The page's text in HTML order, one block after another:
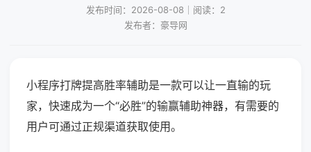
发布时间：2026-08-08｜阅读：2
发布者：豪导网
小程序打牌提高胜率辅助是一款可以让一直输的玩
家，快速成为一个“必胜”的输赢辅助神器，有需要的
用户可通过正规渠道获取使用。